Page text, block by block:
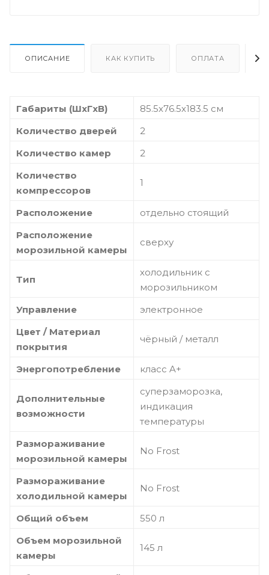
ОПИСАНИЕ КАК КУПИТЬ ОПЛАТА
Габариты (ШxГxВ)
85.5x76.5x183.5 см
Количество дверей
2
Количество камер
2
Количество
компрессоров
1
Расположение
отдельно стоящий
Расположение
морозильной камеры
сверху
Тип
холодильник с
морозильником
Управление
электронное
Цвет / Материал
покрытия
чёрный / металл
Энергопотребление класс A+
Дополнительные
возможности
суперзаморозка,
индикация
температуры
Размораживание
морозильной камеры
No Frost
Размораживание
холодильной камеры
No Frost
Общий объем
550 л
Объем морозильной
камеры
145 л